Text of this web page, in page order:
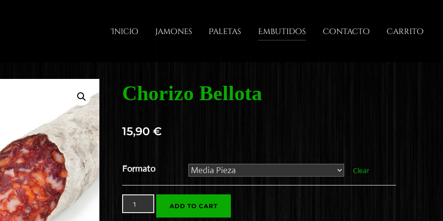
Inicio Jamones Paletas Embutidos Contacto Carrito
Chorizo Bellota
15,90€
Formato Clear
Chorizo
ADD TO CART